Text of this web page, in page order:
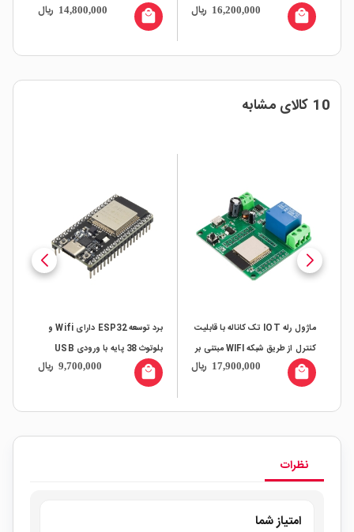
07 با تغذیه 12V
16,200,000 ریال local_mall
Bluetooth با تغذیه 12V
14,800,000 ریال local_mall
10 کالای مشابه
ماژول رله IOT تک کاناله با قابلیت
کنترل از طریق شبکه WIFI مبتنی بر
ESP-32
17,900,000 ریال local_mall
برد توسعه ESP32 دارای Wifi و
بلوتوث 38 پایه با ورودی USB
Type-C
9,700,000 ریال local_mall
نظرات
امتیاز شما